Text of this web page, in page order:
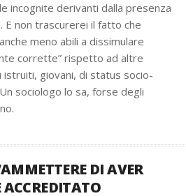
incognite derivanti dalla presenza
E non trascurerei il fatto che
meno abili a dissimulare
corrette” rispetto ad altre
giovani, di status socio-
sociologo lo sa, forse degli
DI AVER